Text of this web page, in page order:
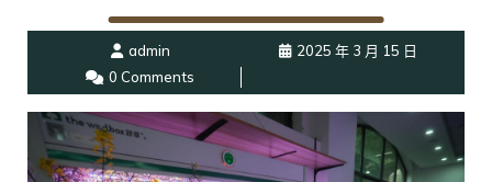
admin
2025 年 3 月 15 日
0 Comments